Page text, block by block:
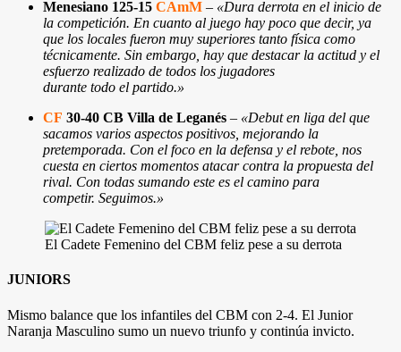
Menesiano 125-15 CAmM – «Dura derrota en el inicio de
la competición. En cuanto al juego hay poco que decir, ya
que los locales fueron muy superiores tanto física como
técnicamente. Sin embargo, hay que destacar la actitud y el
esfuerzo realizado de todos los jugadores
durante todo el partido.»
CF 30-40 CB Villa de Leganés – «Debut en liga del que
sacamos varios aspectos positivos, mejorando la
pretemporada. Con el foco en la defensa y el rebote, nos
cuesta en ciertos momentos atacar contra la propuesta del
rival. Con todas sumando este es el camino para
competir. Seguimos.»
El Cadete Femenino del CBM feliz pese a su derrota
JUNIORS
Mismo balance que los infantiles del CBM con 2-4. El Junior
Naranja Masculino sumo un nuevo triunfo y continúa invicto.